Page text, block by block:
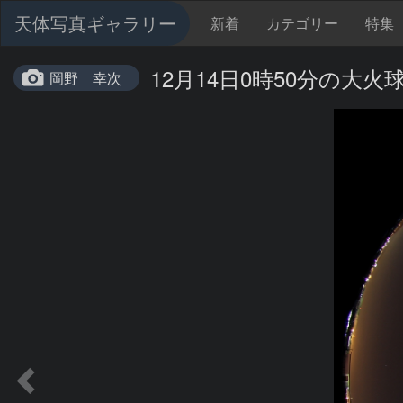
天体写真ギャラリー 新着 カテゴリー 特集
岡野 幸次 12月14日0時50分の大火